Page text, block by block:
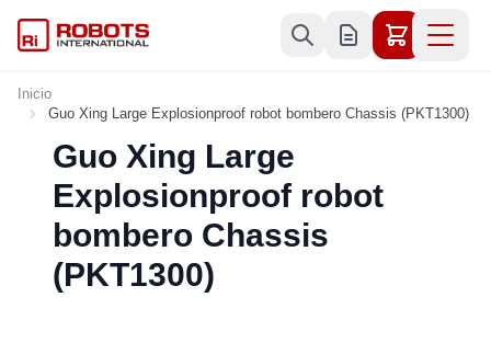
Inicio
Guo Xing Large Explosionproof robot bombero Chassis (PKT1300)
Guo Xing Large
Explosionproof robot
bombero Chassis
(PKT1300)